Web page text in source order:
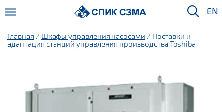
EN
Главная / Шкафы управления насосами / Поставки и
адаптация станций управления производства Toshiba